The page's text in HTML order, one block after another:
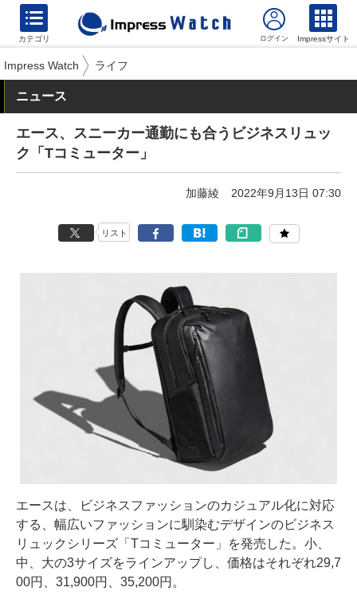
カテゴリ Impressサイト
Impress Watch ライフ
ニュース
エース、スニーカー通勤にも合うビジネスリュッ
ク「Tコミューター」
加藤綾 2022年9月13日 07:30
リスト
エースは、ビジネスファッションのカジュアル化に対応
する、幅広いファッションに馴染むデザインのビジネス
リュックシリーズ「Tコミューター」を発売した。小、
中、大の3サイズをラインアップし、価格はそれぞれ29,7
00円、31,900円、35,200円。